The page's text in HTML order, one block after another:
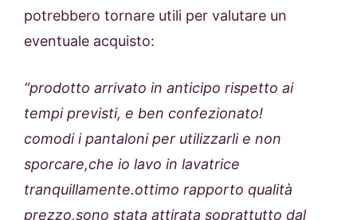
potrebbero tornare utili per valutare un
eventuale acquisto:
“prodotto arrivato in anticipo rispetto ai
tempi previsti, e ben confezionato!
comodi i pantaloni per utilizzarli e non
sporcare,che io lavo in lavatrice
tranquillamente.ottimo rapporto qualità
prezzo,sono stata attirata soprattutto dal